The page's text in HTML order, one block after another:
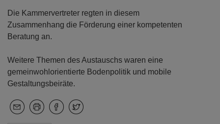
Die Kammervertreter regten in diesem
Zusammenhang die Förderung einer kompetenten
Beratung an.
Weitere Themen des Austauschs waren eine
gemeinwohlorientierte Bodenpolitik und mobile
Gestaltungsbeiräte.